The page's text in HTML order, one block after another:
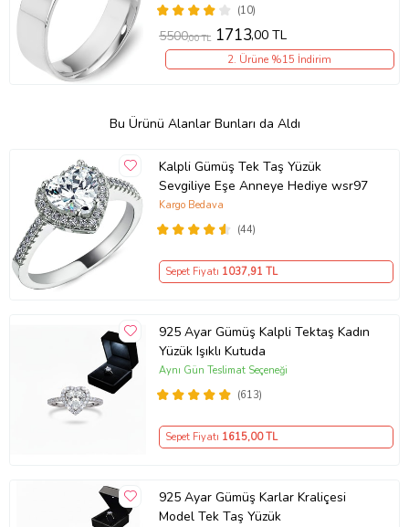
(10)
5500,00 TL 1713,00 TL
2. Ürüne %15 İndirim
Bu Ürünü Alanlar Bunları da Aldı
Kalpli Gümüş Tek Taş Yüzük
Sevgiliye Eşe Anneye Hediye wsr97
(44)
Kargo Bedava
Sepet Fiyatı 1037,91 TL
925 Ayar Gümüş Kalpli Tektaş Kadın
Yüzük Işıklı Kutuda
(613)
Aynı Gün Teslimat Seçeneği
Sepet Fiyatı 1615,00 TL
925 Ayar Gümüş Karlar Kraliçesi
Model Tek Taş Yüzük